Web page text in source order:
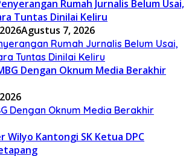
Agustus 7, 2026
Rumah Jurnalis Belum Usai,
Tuntas Dinilai Keliru
Dengan Oknum Media Berakhir